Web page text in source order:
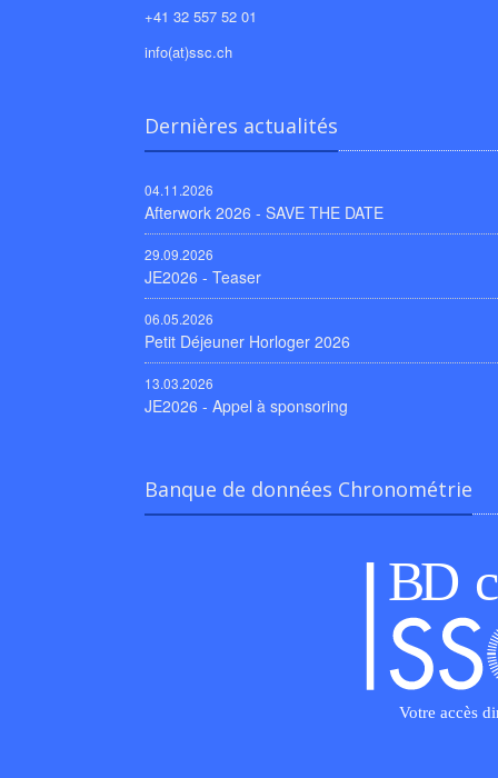
+41 32 557 52 01
info(at)ssc.ch
Dernières actualités
04.11.2026
Afterwork 2026 - SAVE THE DATE
29.09.2026
JE2026 - Teaser
06.05.2026
Petit Déjeuner Horloger 2026
13.03.2026
JE2026 - Appel à sponsoring
Banque de données Chronométrie